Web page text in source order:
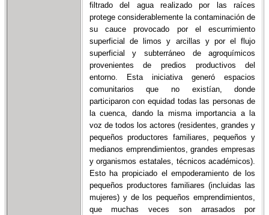
filtrado del agua realizado por las raíces
protege considerablemente la contaminación de
su cauce provocado por el escurrimiento
superficial de limos y arcillas y por el flujo
superficial y subterráneo de agroquímicos
provenientes de predios productivos del
entorno. Esta iniciativa generó espacios
comunitarios que no existían, donde
participaron con equidad todas las personas de
la cuenca, dando la misma importancia a la
voz de todos los actores (residentes, grandes y
pequeños productores familiares, pequeños y
medianos emprendimientos, grandes empresas
y organismos estatales, técnicos académicos).
Esto ha propiciado el empoderamiento de los
pequeños productores familiares (incluidas las
mujeres) y de los pequeños emprendimientos,
que muchas veces son arrasados por